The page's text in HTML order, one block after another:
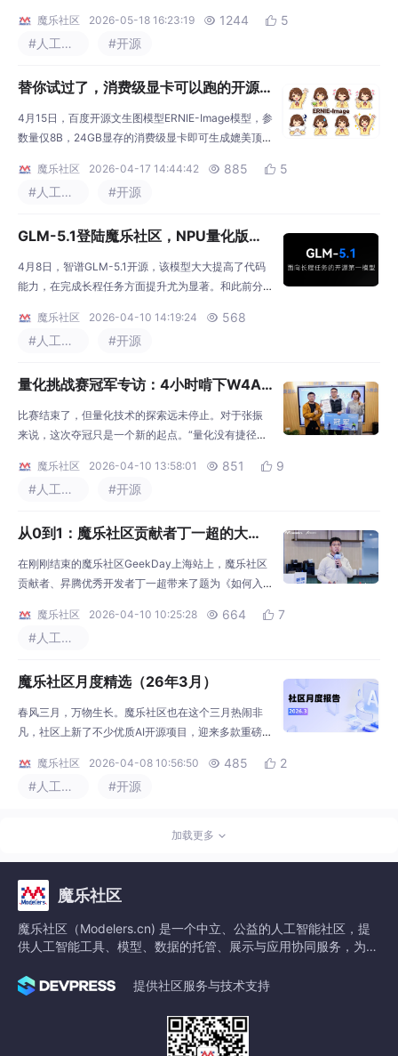
越前代开源旗舰 Qwen3.5-397B-A17B（总参数397B / 激活参数17B的MoE
模型）。作为稠密架构，它无需MoE路由即可部署，是开发者在实用、可广
魔乐社区 2026-05-18 16:23:19  1244  5
#人工智能
#开源
替你试过了，消费级显卡可以跑的开源
文生图SOTA模型，顶级渲染、高密度文
本绘图
4月15日，百度开源文生图模型ERNIE-Image模型，参
数量仅8B，24GB显存的消费级显卡即可生成媲美顶级
Transformer（DiT）架构，并配有一个轻量级 Prompt
Enhancer，用于将简短输入扩展为更丰富、更结构化
源文生图模型中的领先水平。同时开源的还有蒸馏版
魔乐社区 2026-04-17 14:44:42  885  5
#人工智能
#开源
GLM-5.1登陆魔乐社区，NPU量化版同
步上线，开发者速来！
4月8日，智谱GLM-5.1开源，该模型大大提高了代码
能力，在完成长程任务方面提升尤为显著。和此前分
续工作超过8小时，期间自主规划、执行、自我进化，
最终交付完整的工程级成果。GLM-5.1已上线魔乐社
发者下载体验！
魔乐社区 2026-04-10 14:19:24  568
#人工智能
#开源
量化挑战赛冠军专访：4小时啃下W4A8
量化，我靠的是这些经验
比赛结束了，但量化技术的探索远未停止。对于张振
来说，这次夺冠只是一个新的起点。“量化没有捷径，
算数。” 这句话或许正是他一路走来的真实写照。正如
他在采访最后所说的：“未来我会继续深耕量化方向，
化之路，才刚刚开始。
魔乐社区 2026-04-10 13:58:01  851  9
#人工智能
#开源
从0到1：魔乐社区贡献者丁一超的大模
型量化实战指南
在刚刚结束的魔乐社区GeekDay上海站上，魔乐社区
贡献者、昇腾优秀开发者丁一超带来了题为《如何入
作之余投身AI技术的开发者，他用亲身经历证明：量化
并非高不可攀的技术壁垒，而是一条有章可循的实践
得，涵盖MindStudio-ModelSlim工具链的使用、一键
魔乐社区 2026-04-10 10:25:28  664  7
#人工智能
魔乐社区月度精选（26年3月）
春风三月，万物生长。魔乐社区也在这个三月热闹非
凡，社区上新了不少优质AI开源项目，迎来多款重磅开
槛；新年征文赛与AIGC创意赛圆满收官，优秀作品集
中亮相；同时，社区启动全新虾王挑战赛--OpenClaw
“会用”到“用好”AI。一起来看看三月社区都有哪些精彩
魔乐社区 2026-04-08 10:56:50  485  2
#人工智能
#开源
加载更多
魔乐社区
魔乐社区（Modelers.cn) 是一个中立、公益的人工智能社区，提
供人工智能工具、模型、数据的托管、展示与应用协同服务，为人
式运作，由全产业链共同建设、共同运营、共同享有，推动国产AI
生态繁荣发展。
提供社区服务与技术支持